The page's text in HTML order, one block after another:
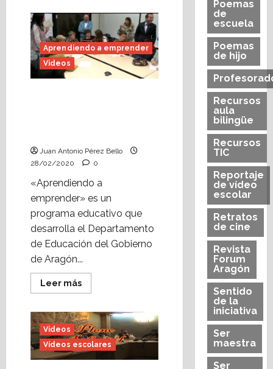
La
Escuela
sigue…
en
casa
Aprendiendo a emprender
Videos
Juan Antonio Pérez Bello
28/02/2020
0
«Aprendiendo a
emprender» es un
programa educativo que
desarrolla el Departamento
de Educación del Gobierno
de Aragón...
Leer másLeer
más
La
apertura
de
una
cuenta
bancaria
Videos
Vídeos escolares
Poemas
de
escuela
Poemas
de hijo
Recursos
aula
bilingüe
Recursos
TIC
Reportaje
de vídeo
escolar
Retratos
de cine
Revista
Forum
Aragón
Sentido
de la
iniciativa
Ser
maestra
Ser